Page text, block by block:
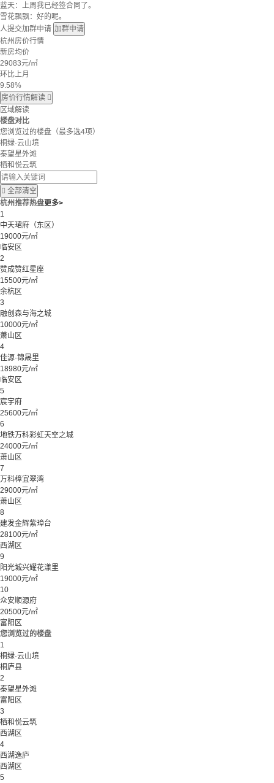
蓝天：上周我已经签合同了。
雪花飘飘：好的呢。
人提交加群申请 加群申请
杭州房价行情
新房均价
29083元/㎡
环比上月
9.58%
房价行情解读 
区域解读
楼盘对比
您浏览过的楼盘 （最多选4项）
桐绿·云山境
秦望星外滩
栖和悦云筑
 全部清空
杭州推荐热盘更多>
1
中天珺府（东区）
19000元/㎡
临安区
2
赞成赞红星座
15500元/㎡
余杭区
3
融创森与海之城
10000元/㎡
萧山区
4
佳源·锦晟里
18980元/㎡
临安区
5
宸宇府
25600元/㎡
6
地铁万科彩虹天空之城
24000元/㎡
萧山区
7
万科樟宜翠湾
29000元/㎡
萧山区
8
建发金辉紫璋台
28100元/㎡
西湖区
9
阳光城兴耀花漾里
19000元/㎡
10
众安顺源府
20500元/㎡
富阳区
您浏览过的楼盘
1
桐绿·云山境
桐庐县
2
秦望星外滩
富阳区
3
栖和悦云筑
西湖区
4
西湖逸庐
西湖区
5